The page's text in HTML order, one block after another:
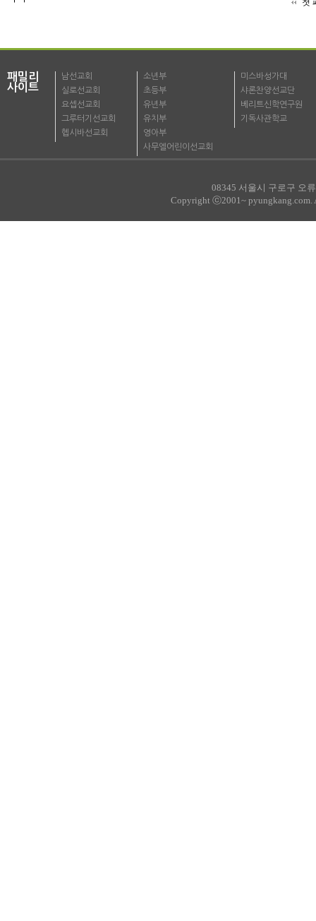
패밀리
사이트
남선교회
실로선교회
요셉선교회
그루터기선교회
헵시바선교회
소년부
초등부
유년부
유치부
영아부
사무엘어린이선교회
미스바성가대
샤론찬양선교단
베리트신학연구원
기독사관학교
08345 서울시 구로구 오
Copyright ⓒ2001~ pyungkang.com.